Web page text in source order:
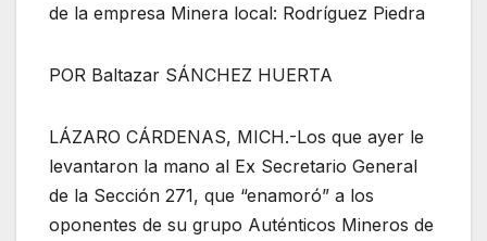
de la empresa Minera local: Rodríguez Piedra
POR Baltazar SÁNCHEZ HUERTA
LÁZARO CÁRDENAS, MICH.-Los que ayer le
levantaron la mano al Ex Secretario General
de la Sección 271, que “enamoró” a los
oponentes de su grupo Auténticos Mineros de